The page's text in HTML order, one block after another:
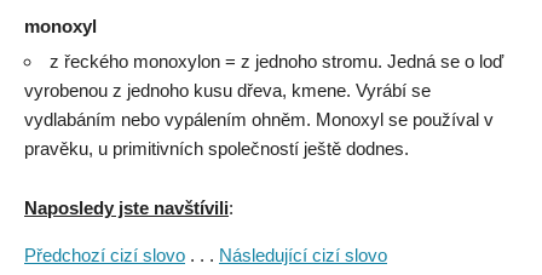
monoxyl
z řeckého monoxylon = z jednoho stromu. Jedná se o loď
vyrobenou z jednoho kusu dřeva, kmene. Vyrábí se
vydlabáním nebo vypálením ohněm. Monoxyl se používal v
pravěku, u primitivních společností ještě dodnes.
Naposledy jste navštívili:
Předchozí cizí slovo . . . Následující cizí slovo